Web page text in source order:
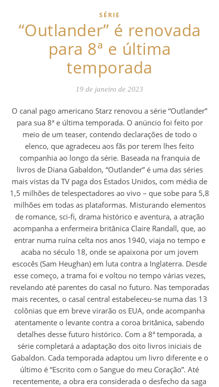
SÉRIE
“Outlander” é renovada
para 8ª e última
temporada
19 de janeiro de 2023
O canal pago americano Starz renovou a série “Outlander”
para sua 8ª e última temporada. O anúncio foi feito por
meio de um teaser, contendo declarações de todo o
elenco, que agradeceu aos fãs por terem lhes feito
companhia ao longo da série. Baseada na franquia de
livros de Diana Gabaldon, “Outlander” é uma das séries
mais vistas da TV paga dos Estados Unidos, com média de
1,5 milhões de telespectadores ao vivo – que sobe para 5,8
milhões em todas as plataformas. Misturando elementos
de romance, sci-fi, drama histórico e aventura, a atração
acompanha a enfermeira britânica Claire Randall, que, ao
entrar numa ruína celta nos anos 1940, viaja no tempo e
acaba no século 18, onde se apaixona por um jovem
escocês (Sam Heughan) em luta contra a Inglaterra. Desde
esse começo, a trama foi e voltou no tempo várias vezes,
revelando até parentes do casal no futuro. Nas temporadas
mais recentes, o casal central estabeleceu-se numa das 13
colônias que em breve virarão os EUA, onde acompanha
atentamente o levante contra a coroa britânica, sabendo
detalhes desse futuro histórico. Com a 8ª temporada, a
série completará a adaptação dos oito livros iniciais de
Gabaldon. Cada temporada adaptou um livro diferente e o
último é “Escrito com o Sangue do meu Coração”. Até
recentemente, a obra era considerada o desfecho da saga